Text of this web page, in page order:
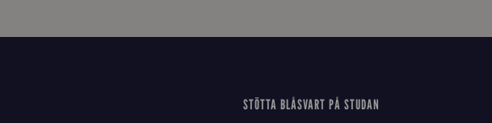
STÖTTA BLÅSVART PÅ STUDAN